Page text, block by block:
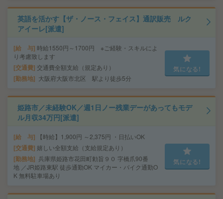
英語を活かす【ザ・ノース・フェイス】通訳販売 ルク
アイーレ[派遣]
給 与 時給1550円～1700円 ※ご経験・スキルによ
り考慮致します
交通費 交通費全額支給（規定あり）
勤務地 大阪府大阪市北区 駅より徒歩5分
気になる!
姫路市／未経験OK／週1日ノー残業デーがあってもモデ
ル月収34万円[派遣]
給 与 【時給】1,900円 ～2,375円 ・日払いOK
交通費 嬉しい全額支給（支給規定あり）
勤務地 兵庫県姫路市花田町勅旨９０ 字橋爪90番
地 ／JR姫路東駅 徒歩通勤OK マイカー・バイク通勤O
K 無料駐車場あり
気になる!